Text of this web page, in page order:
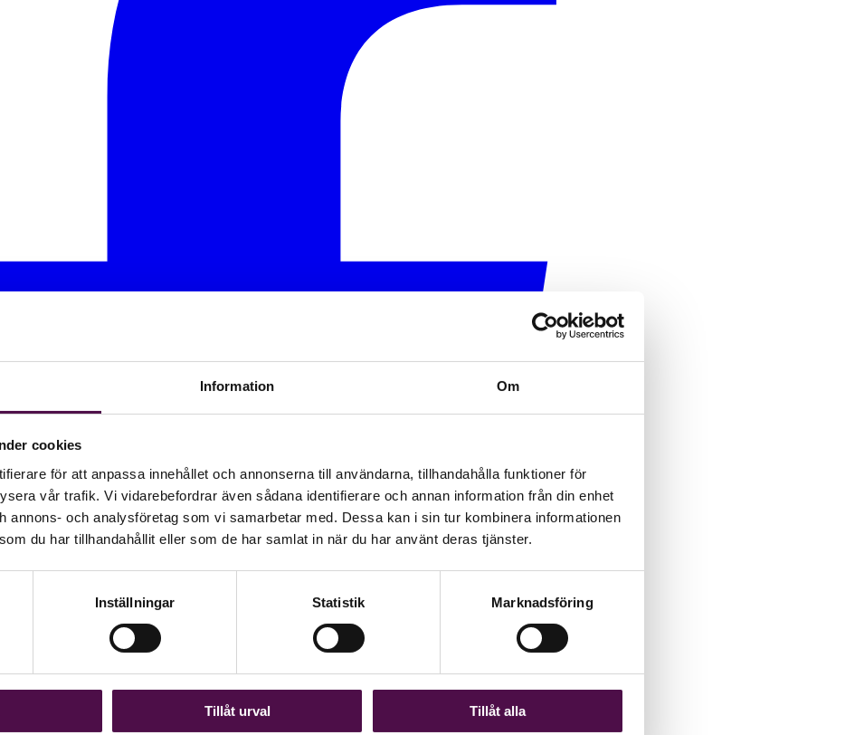
Information Om
cookies
för att anpassa innehållet och annonserna till användarna, tillhandahålla funktioner för
vår trafik. Vi vidarebefordrar även sådana identifierare och annan information från din enhet
annons- och analysföretag som vi samarbetar med. Dessa kan i sin tur kombinera informationen
du har tillhandahållit eller som de har samlat in när du har använt deras tjänster.
Inställningar Statistik Marknadsföring
Tillåt urval Tillåt alla